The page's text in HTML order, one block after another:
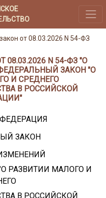
от 08.03.2026 N 54-ФЗ
N 54-ФЗ "О
ЗАКОН "О
И СРЕДНЕГО
В РОССИЙСКОЙ
ЗАКОН
РАЗВИТИИ МАЛОГО И
В РОССИЙСКОЙ